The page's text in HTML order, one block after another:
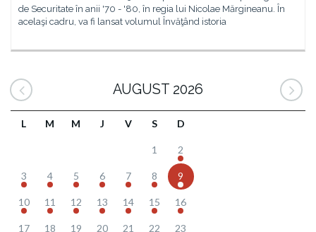
de Securitate în anii '70 - '80, în regia lui Nicolae Mărgineanu. În
acelaşi cadru, va fi lansat volumul Învăţând istoria
AUGUST 2026
L M M J V S D
1 2
3 4 5 6 7 8 9
10 11 12 13 14 15 16
17 18 19 20 21 22 23